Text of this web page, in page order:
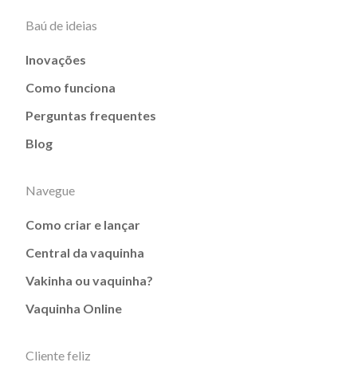
Baú de ideias
Inovações
Como funciona
Perguntas frequentes
Blog
Navegue
Como criar e lançar
Central da vaquinha
Vakinha ou vaquinha?
Vaquinha Online
Cliente feliz